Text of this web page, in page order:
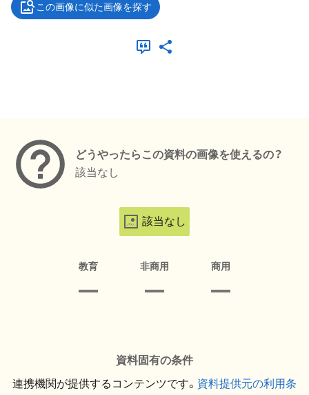
この画像に似た画像を探す
どうやったらこの資料の画像を使えるの？
該当なし
該当なし
教育 非商用 商用
資料固有の条件
連携機関が提供するコンテンツです。 資料提供元の利用条